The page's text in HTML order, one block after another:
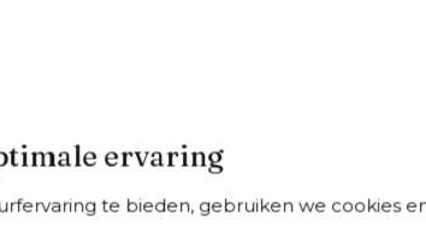
ervaring
te bieden, gebruiken we cookies